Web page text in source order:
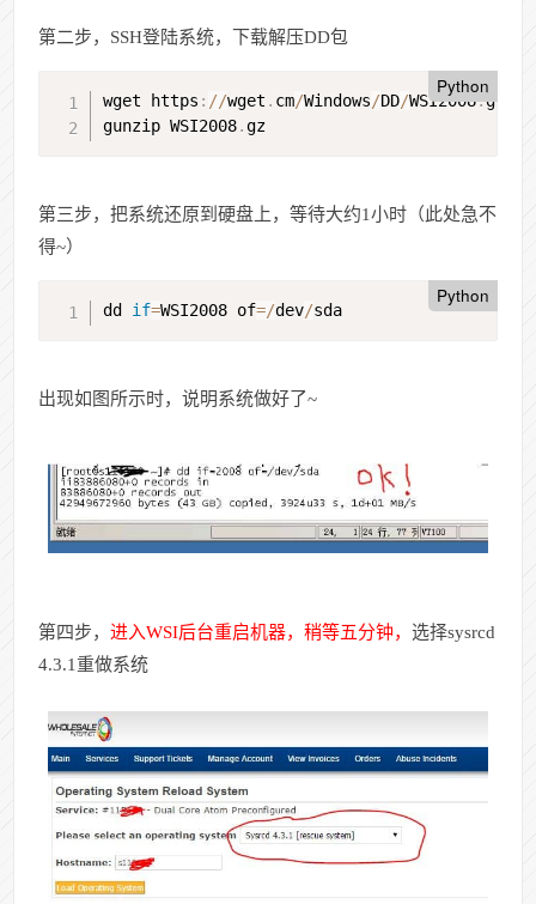
第二步，SSH登陆系统，下载解压DD包
Python
wget https : //wget . cm/Windows/DD/WSI2008.gz
gunzip WSI2008.gz
第三步，把系统还原到硬盘上，等待大约1小时（此处急不
得~）
Python
dd if=WSI2008 of=/dev/sda
出现如图所示时，说明系统做好了~
第四步，进入WSI后台重启机器，稍等五分钟，选择sysrcd
4.3.1重做系统